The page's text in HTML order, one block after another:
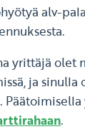
alv-
yrittäjä olet
ja
.